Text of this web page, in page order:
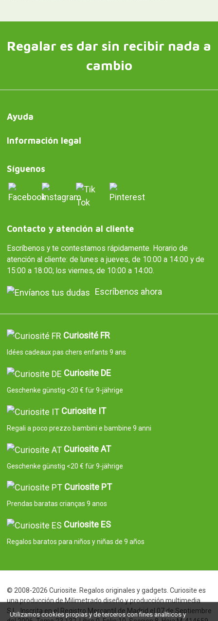
Regalar es dar sin recibir nada a
cambio
Ayuda
Información legal
Síguenos
Contacto y atención al cliente
Escríbenos y te contestamos rápidamente. Horario de
atención al cliente: de lunes a jueves, de 10:00 a 14:00 y de
15:00 a 18:00; los viernes, de 10:00 a 14:00.
Escríbenos ahora
Curiosité FR
Idées cadeaux pas chers enfants 9 ans
Curiosite DE
Geschenke günstig <20 € für 9-jährige
Curiosite IT
Regali a poco prezzo bambini e bambine 9 anni
Curiosite AT
Geschenke günstig <20 € für 9-jährige
Curiosite PT
Prendas baratas crianças 9 anos
Curiosite ES
Regalos baratos para niños y niñas de 9 años
© 2008-2026 Curiosite. Regalos originales y gadgets. Curiosite es
una producción de Milimetrado diseño y producción multimedia
S.L.. Inscrita en el Registro Mercantil de Madrid el 07 de Septiembre
Utilizamos cookies propias y de terceros con fines analíticos y